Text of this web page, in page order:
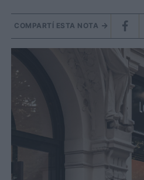
COMPARTÍ ESTA NOTA